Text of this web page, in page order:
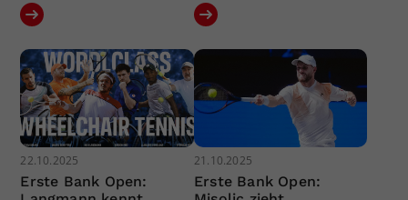
22.10.2025
Erste Bank Open:
21.10.2025
Erste Bank Open: